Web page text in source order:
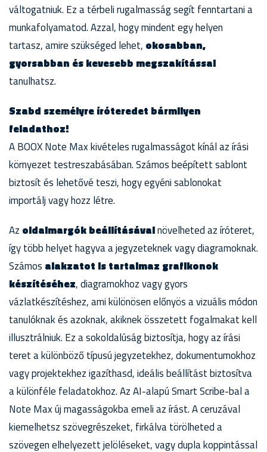
váltogatniuk. Ez a térbeli rugalmasság segít fenntartani a
munkafolyamatod. Azzal, hogy mindent egy helyen
tartasz, amire szükséged lehet, okosabban,
gyorsabban és kevesebb megszakítással
tanulhatsz.
Szabd személyre íróteredet bármilyen
feladathoz!
A BOOX Note Max kivételes rugalmasságot kínál az írási
környezet testreszabásában. Számos beépített sablont
biztosít és lehetővé teszi, hogy egyéni sablonokat
importálj vagy hozz létre.
Az oldalmargók beállításávalnövelheted az íróteret,
így több helyet hagyva a jegyzeteknek vagy diagramoknak.
Számos alakzatot is tartalmaz grafikonok
készítéséhez, diagramokhoz vagy gyors
vázlatkészítéshez, ami különösen előnyös a vizuális módon
tanulóknak és azoknak, akiknek összetett fogalmakat kell
illusztrálniuk. Ez a sokoldalúság biztosítja, hogy az írási
teret a különböző típusú jegyzetekhez, dokumentumokhoz
vagy projektekhez igazíthasd, ideális beállítást biztosítva
a különféle feladatokhoz. Az AI-alapú Smart Scribe-bal a
Note Max új magasságokba emeli az írást. A ceruzával
kiemelhetsz szövegrészeket, firkálva törölheted a
szövegen elhelyezett jelöléseket, vagy dupla koppintással